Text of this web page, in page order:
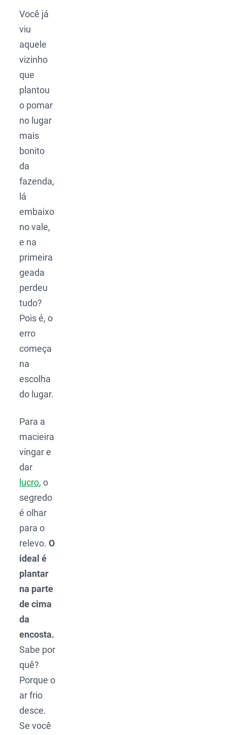
Você já
viu
aquele
vizinho
que
plantou
o pomar
no lugar
mais
bonito
da
fazenda,
lá
embaixo
no vale,
e na
primeira
geada
perdeu
tudo?
Pois é, o
erro
começa
na
escolha
do lugar.
Para a
macieira
vingar e
dar
lucro, o
segredo
é olhar
para o
relevo.O
ideal é
plantar
na parte
de cima
da
encosta.
Sabe por
quê?
Porque o
ar frio
desce.
Se você